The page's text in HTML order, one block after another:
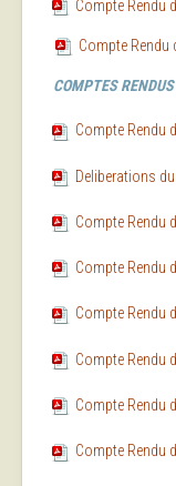
Compte Rendu
Compte
COMPTES
Compte Rendu
Deliberations
Compte Rendu
Compte Rendu
Compte Rendu
Compte Rendu
Compte Rendu
Compte Rendu